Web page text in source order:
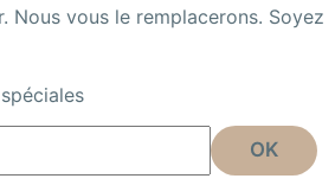
Nous vous le remplacerons. Soyez